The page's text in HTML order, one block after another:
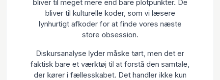
bliver til meget mere end bare plotpunkter. De
bliver til kulturelle koder, som vi læsere
lynhurtigt afkoder for at finde vores næste
store obsession.
Diskursanalyse lyder måske tørt, men det er
faktisk bare et værktøj til at forstå den samtale,
der kører i fællesskabet. Det handler ikke kun